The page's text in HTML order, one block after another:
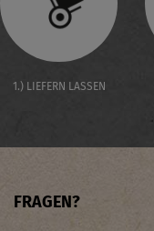
1.) LIEFERN LASSEN
FRAGEN?